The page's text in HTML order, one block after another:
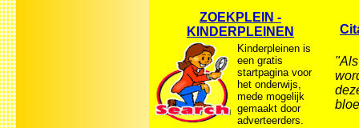
ZOEKPLEIN -
KINDERPLEINEN
Kinderpleinen is
een gratis
startpagina voor
het onderwijs,
mede mogelijk
gemaakt door
adverteerders.